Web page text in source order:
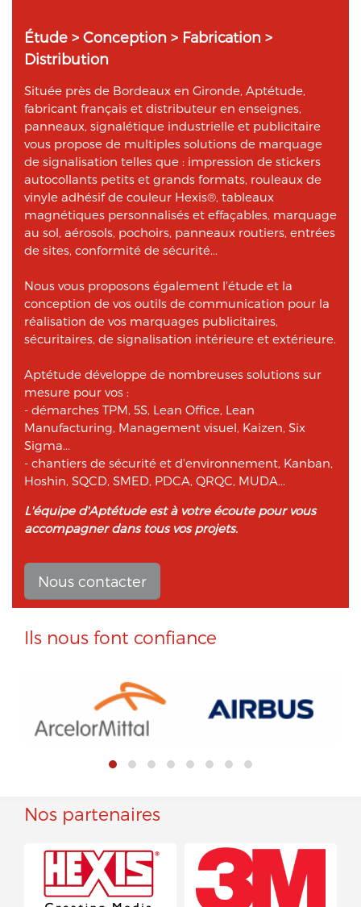
Étude > Conception > Fabrication >
Distribution
Située près de Bordeaux en Gironde, Aptétude,
fabricant français et distributeur en enseignes,
panneaux, signalétique industrielle et publicitaire
vous propose de multiples solutions de marquage
de signalisation telles que : impression de stickers
autocollants petits et grands formats, rouleaux de
vinyle adhésif de couleur Hexis®, tableaux
magnétiques personnalisés et effaçables, marquage
au sol, aérosols, pochoirs, panneaux routiers, entrées
de sites, conformité de sécurité...
Nous vous proposons également l'étude et la
conception de vos outils de communication pour la
réalisation de vos marquages publicitaires,
sécuritaires, de signalisation intérieure et extérieure.
Aptétude développe de nombreuses solutions sur
mesure pour vos :
- démarches TPM, 5S, Lean Office, Lean
Manufacturing, Management visuel, Kaizen, Six
Sigma...
- chantiers de sécurité et d'environnement, Kanban,
Hoshin, SQCD, SMED, PDCA, QRQC, MUDA...
L'équipe d'Aptétude est à votre écoute pour vous
accompagner dans tous vos projets.
Nous contacter
Ils nous font confiance
Nos partenaires